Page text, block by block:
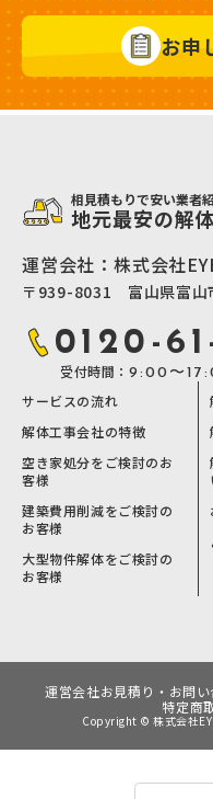
お申
相見積もりで安い業者
地元最安の解
運営会社：株式会社
〒939-8031 富山県富山
0120-
受付時間： 9:00〜
サービスの流れ
解体工事会社の特徴
空き家処分をご検討のお
客様
建築費用削減をご検討の
お客様
大型物件解体をご検討の
お客様
運営会社お見積り・お問
特定商
Copyright © 株式会社